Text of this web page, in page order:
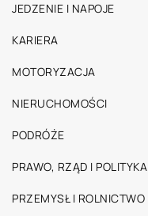
JEDZENIE I NAPOJE
KARIERA
MOTORYZACJA
NIERUCHOMOŚCI
PODRÓŻE
PRAWO, RZĄD I POLITYKA
PRZEMYSŁ I ROLNICTWO